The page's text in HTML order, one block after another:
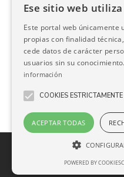
PORTAL DE
POLÍTICA DE
Mancomunidad de
Lazagurría,Lodosa,
Sesma
© 2021,
reservados. Página web
Ese sitio web
Este portal web únicamente
propias con finalidad
cede datos de carácter
usuarios sin su conocimiento.
información
COOKIES
ACEPTAR TODAS
POWERED BY